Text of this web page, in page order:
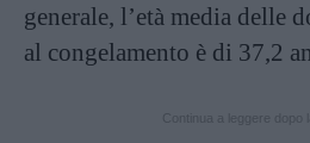
generale, l’età media delle
al congelamento è di 37,2